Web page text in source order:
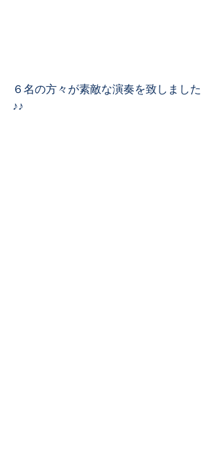
６名の方々が素敵な演奏を致しました
♪♪